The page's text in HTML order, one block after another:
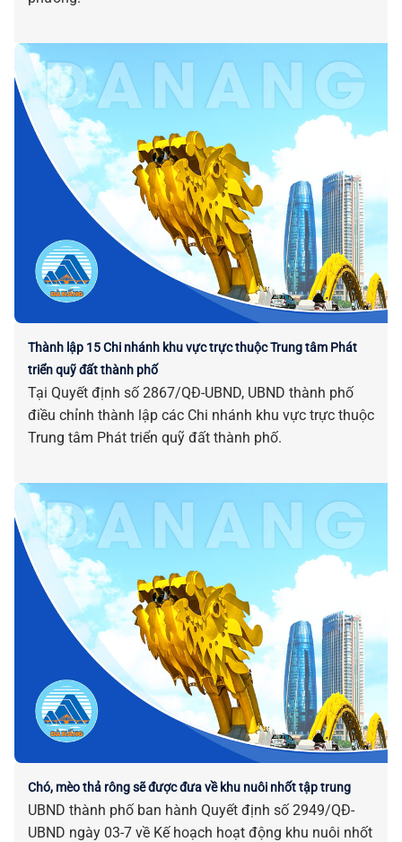
Thành lập 15 Chi nhánh khu vực trực thuộc Trung tâm Phát
triển quỹ đất thành phố
Tại Quyết định số 2867/QĐ-UBND, UBND thành phố
điều chỉnh thành lập các Chi nhánh khu vực trực thuộc
Trung tâm Phát triển quỹ đất thành phố.
Chó, mèo thả rông sẽ được đưa về khu nuôi nhốt tập trung
UBND thành phố ban hành Quyết định số 2949/QĐ-
UBND ngày 03-7 về Kế hoạch hoạt động khu nuôi nhốt